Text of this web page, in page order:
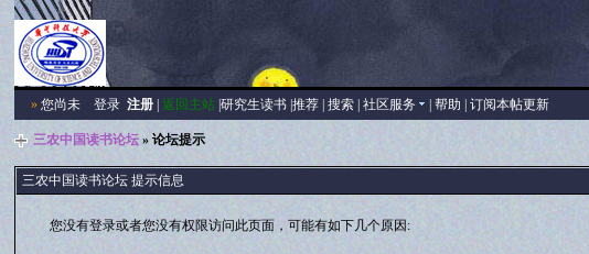
» 您尚未登录 注册 |返回主站 |研究生读书 |推荐 |搜索 |社区服务 |帮助 |订阅本帖更新
三农中国读书论坛 » 论坛提示
三农中国读书论坛 提示信息
您没有登录或者您没有权限访问此页面，可能有如下几个原因: